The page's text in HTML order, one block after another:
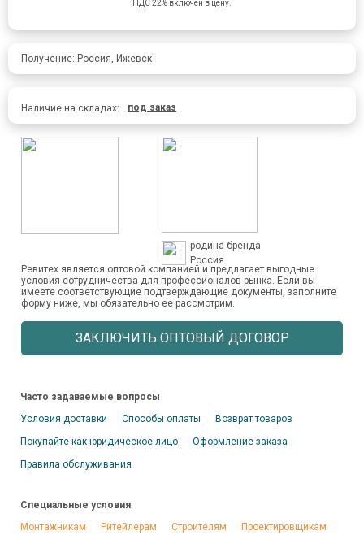
НДС 22% включен в цену.
Получение: Россия, Ижевск
Наличие на складах: под заказ
родина бренда
Россия
Ревитех является оптовой компанией и предлагает выгодные
условия сотрудничества для профессионалов рынка. Если вы
имеете соответствующие подтверждающие документы, заполните
форму ниже, мы обязательно ее рассмотрим.
ЗАКЛЮЧИТЬ ОПТОВЫЙ ДОГОВОР
Часто задаваемые вопросы
Условия доставки
Способы оплаты
Возврат товаров
Покупайте как юридическое лицо
Оформление заказа
Правила обслуживания
Специальные условия
Монтажникам
Ритейлерам Строителям Проектировщикам